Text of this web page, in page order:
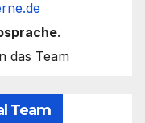
.
das Team
Team